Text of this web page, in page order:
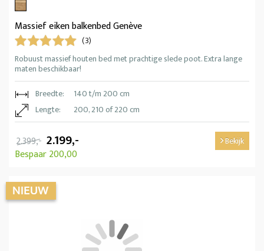
Massief eiken balkenbed Genève
(3)
Robuust massief houten bed met prachtige slede poot. Extra lange
maten beschikbaar!
Breedte:
140 t/m 200 cm
Lengte:
200, 210 of 220 cm
2.399,- 2.199,-
Bespaar 200,00
Bekijk